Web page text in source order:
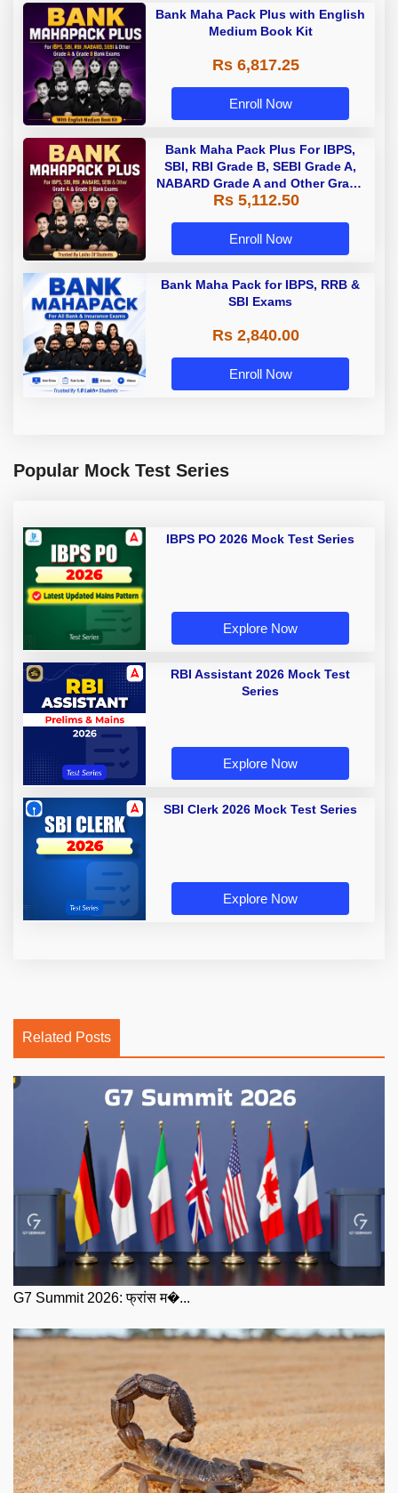
Bank Maha Pack Plus with English
Medium Book Kit
Rs 6,817.25
Enroll Now
Bank Maha Pack Plus For IBPS,
SBI, RBI Grade B, SEBI Grade A,
NABARD Grade A and Other Grade
A & Grade B Bank Exams
Rs 5,112.50
Enroll Now
Bank Maha Pack for IBPS, RRB &
SBI Exams
Rs 2,840.00
Enroll Now
Popular Mock Test Series
IBPS PO 2026 Mock Test Series
Explore Now
RBI Assistant 2026 Mock Test
Series
Explore Now
SBI Clerk 2026 Mock Test Series
Explore Now
Related Posts
G7 Summit 2026: फ्रांस म�...